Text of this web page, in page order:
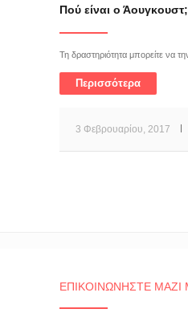
Πού είναι ο Άουγκουστ;
Τη δραστηριότητα μπορείτε να
Περισσότερα
3 Φεβρουαρίου, 2017
ΕΠΙΚΟΙΝΩΝΉΣΤΕ ΜΑΖΊ